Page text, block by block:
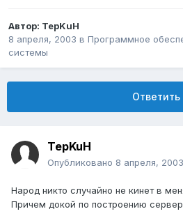
Автор: TepKuH
8 апреля, 2003 в Программное
системы
Ответить
TepKuH
Опубликовано 8 апреля, 2003
Народ никто случайно не кинет в
Причем докой по построению